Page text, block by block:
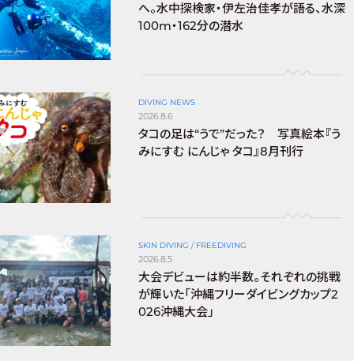
へ。水中探検家・伊左治佳孝が語る、水深
100m・162分の潜水
DIVING NEWS
2026.8.6
タコの足は“うで”だった？ 写真絵本『う
みにすむ にんじゃ タコ』8月刊行
SKIN DIVING / FREEDIVING
2026.8.5
大会デビューは約半数。それぞれの挑戦
が輝いた「沖縄フリーダイビングカップ2
026沖縄大会」